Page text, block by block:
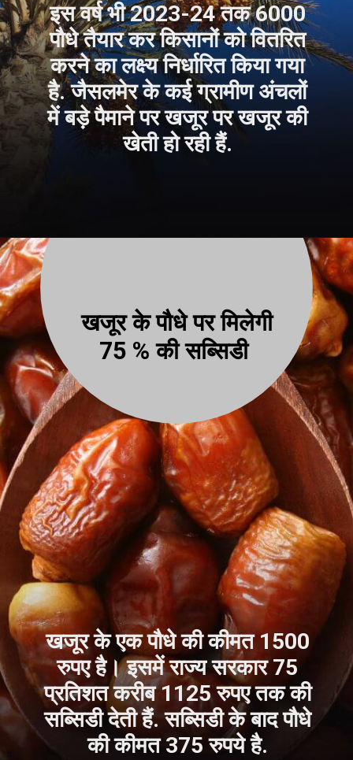
इस वर्ष भी 2023-24 तक 6000
पौधे तैयार कर किसानों को वितरित
करने का लक्ष्य निर्धारित किया गया
है. जैसलमेर के कई ग्रामीण अंचलों
में बड़े पैमाने पर खजूर पर खजूर की
खेती हो रही हैं.
खजूर के पौधे पर मिलेगी
75 % की सब्सिडी
खजूर के एक पौधे की कीमत 1500
रुपए है। इसमें राज्य सरकार 75
प्रतिशत करीब 1125 रुपए तक की
सब्सिडी देती हैं. सब्सिडी के बाद पौधे
की कीमत 375 रुपये है.